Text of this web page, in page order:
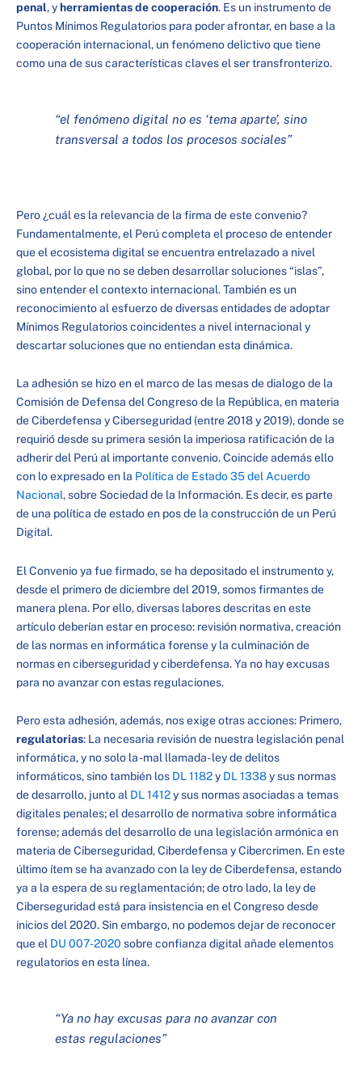
penal, y herramientas de cooperación. Es un instrumento de
Puntos Mínimos Regulatorios para poder afrontar, en base a la
cooperación internacional, un fenómeno delictivo que tiene
como una de sus características claves el ser transfronterizo.
“el fenómeno digital no es ‘tema aparte’, sino
transversal a todos los procesos sociales”
Pero ¿cuál es la relevancia de la firma de este convenio?
Fundamentalmente, el Perú completa el proceso de entender
que el ecosistema digital se encuentra entrelazado a nivel
global, por lo que no se deben desarrollar soluciones “islas”,
sino entender el contexto internacional. También es un
reconocimiento al esfuerzo de diversas entidades de adoptar
Mínimos Regulatorios coincidentes a nivel internacional y
descartar soluciones que no entiendan esta dinámica.
La adhesión se hizo en el marco de las mesas de dialogo de la
Comisión de Defensa del Congreso de la República, en materia
de Ciberdefensa y Ciberseguridad (entre 2018 y 2019), donde se
requirió desde su primera sesión la imperiosa ratificación de la
adherir del Perú al importante convenio. Coincide además ello
con lo expresado en la Política de Estado 35 del Acuerdo
Nacional, sobre Sociedad de la Información. Es decir, es parte
de una política de estado en pos de la construcción de un Perú
Digital.
El Convenio ya fue firmado, se ha depositado el instrumento y,
desde el primero de diciembre del 2019, somos firmantes de
manera plena. Por ello, diversas labores descritas en este
artículo deberían estar en proceso: revisión normativa, creación
de las normas en informática forense y la culminación de
normas en ciberseguridad y ciberdefensa. Ya no hay excusas
para no avanzar con estas regulaciones.
Pero esta adhesión, además, nos exige otras acciones: Primero,
regulatorias: La necesaria revisión de nuestra legislación penal
informática, y no solo la -mal llamada- ley de delitos
informáticos, sino también los DL 1182y DL 1338y sus normas
de desarrollo, junto al DL 1412y sus normas asociadas a temas
digitales penales; el desarrollo de normativa sobre informática
forense; además del desarrollo de una legislación armónica en
materia de Ciberseguridad, Ciberdefensa y Cibercrimen. En este
último ítem se ha avanzado con la ley de Ciberdefensa, estando
ya a la espera de su reglamentación; de otro lado, la ley de
Ciberseguridad está para insistencia en el Congreso desde
inicios del 2020. Sin embargo, no podemos dejar de reconocer
que el DU 007-2020 sobre confianza digital añade elementos
regulatorios en esta línea.
“Ya no hay excusas para no avanzar con
estas regulaciones”